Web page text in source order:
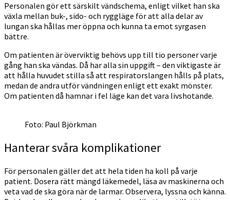
Personalen gör ett särskilt vändschema, enligt vilket han ska
växla mellan buk-, sido- och ryggläge för att alla delar av
lungan ska hållas mer öppna och kunna ta emot syrgasen
bättre.
Om patienten är överviktig behövs upp till tio personer varje
gång han ska vändas. Då har alla sin uppgift – den viktigaste är
att hålla huvudet stilla så att respiratorslangen hålls på plats,
medan de andra utför vändningen enligt ett exakt mönster.
Om patienten då hamnar i fel läge kan det vara livshotande.
Foto: Paul Björkman
Hanterar svåra komplikationer
För personalen gäller det att hela tiden ha koll på varje
patient. Dosera rätt mängd läkemedel, läsa av maskinerna och
veta vad de ska göra när de larmar. Observera, lyssna och känna.